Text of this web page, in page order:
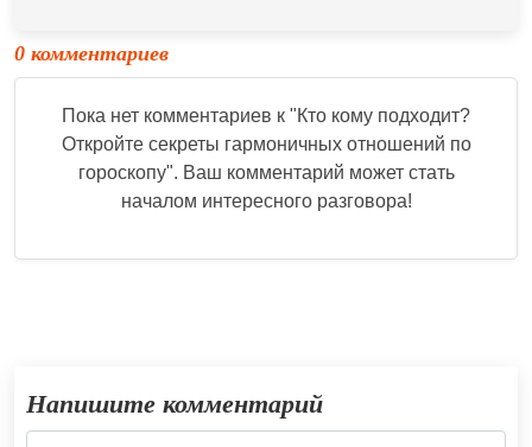
0 комментариев
Пока нет комментариев к "Кто кому подходит?
Откройте секреты гармоничных отношений по
гороскопу". Ваш комментарий может стать
началом интересного разговора!
Напишите комментарий